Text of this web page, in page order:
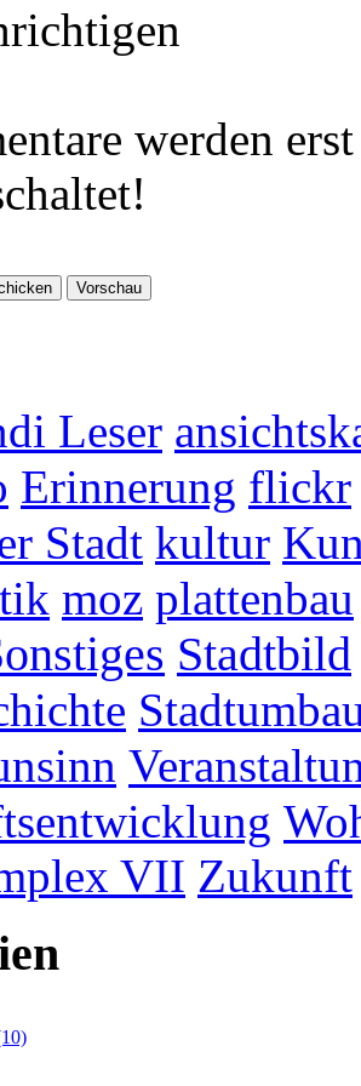
werden
Leser
Erinnerung flickr
Stadt kultur
moz plattenbau
Stadtbild
VII Zukunft